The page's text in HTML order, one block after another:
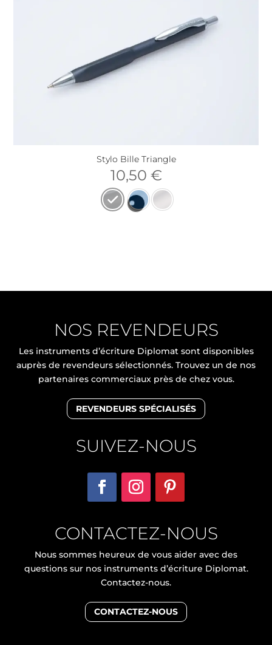
Stylo Bille Triangle
10,50 €
NOS REVENDEURS
Les instruments d’écriture Diplomat sont disponibles
auprès de revendeurs sélectionnés. Trouvez un de nos
partenaires commerciaux près de chez vous.
REVENDEURS SPÉCIALISÉS
SUIVEZ-NOUS
CONTACTEZ-NOUS
Nous sommes heureux de vous aider avec des
questions sur nos instruments d’écriture Diplomat.
Contactez-nous.
CONTACTEZ-NOUS